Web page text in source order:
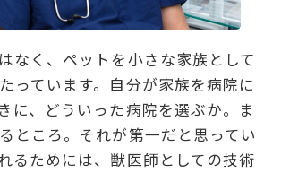
なく、ペットを小さな家族として
っています。自分が家族を病院に
に、どういった病院を選ぶか。ま
ところ。それが第一だと思ってい
るためには、獣医師としての技術